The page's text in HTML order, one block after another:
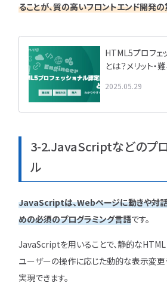
ることが、質の高いフロントエンド開発
2025.05.29
HTML5プロフェ
とは？メリット
3-2.JavaScriptなどのプ
ル
JavaScriptは、Webページに動きや対
めの必須のプログラミング言語です。
JavaScriptを用いることで、静的な
ユーザーの操作に応じた動的な表示変
実現できます。